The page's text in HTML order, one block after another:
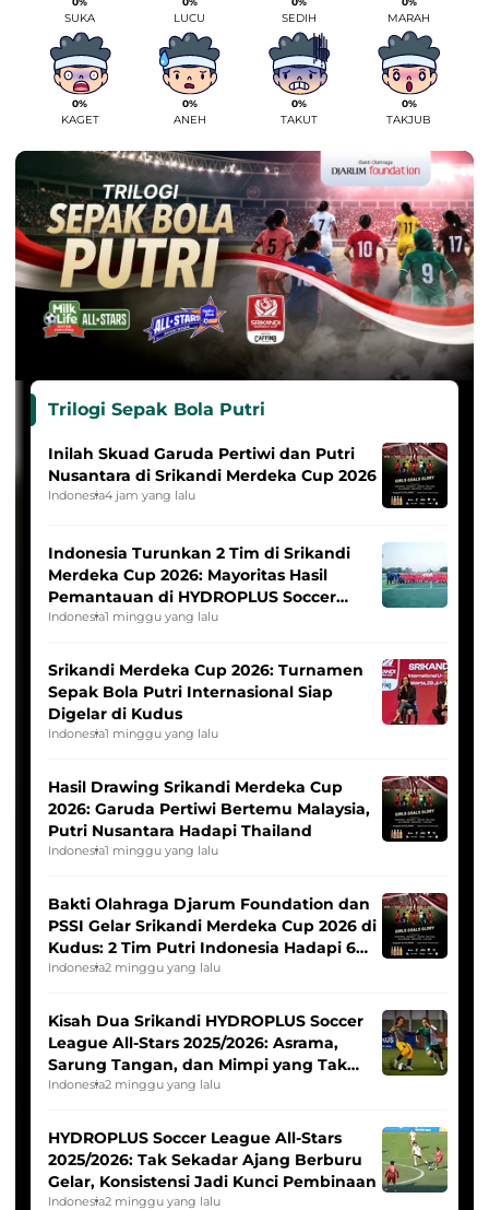
SUKA LUCU SEDIH MARAH
0%
KAGET
0%
ANEH
0%
TAKUT
0%
TAKJUB
Trilogi Sepak Bola Putri
Inilah Skuad Garuda Pertiwi dan Putri
Nusantara di Srikandi Merdeka Cup 2026
Indonesia4 jam yang lalu
Indonesia Turunkan 2 Tim di Srikandi
Merdeka Cup 2026: Mayoritas Hasil
Pemantauan di HYDROPLUS Soccer
League
Indonesia1 minggu yang lalu
Srikandi Merdeka Cup 2026: Turnamen
Sepak Bola Putri Internasional Siap
Digelar di Kudus
Indonesia1 minggu yang lalu
Hasil Drawing Srikandi Merdeka Cup
2026: Garuda Pertiwi Bertemu Malaysia,
Putri Nusantara Hadapi Thailand
Indonesia1 minggu yang lalu
Bakti Olahraga Djarum Foundation dan
PSSI Gelar Srikandi Merdeka Cup 2026 di
Kudus: 2 Tim Putri Indonesia Hadapi 6
Tim Asia
Indonesia2 minggu yang lalu
Kisah Dua Srikandi HYDROPLUS Soccer
League All-Stars 2025/2026: Asrama,
Sarung Tangan, dan Mimpi yang Tak
Pernah Padam
Indonesia2 minggu yang lalu
HYDROPLUS Soccer League All-Stars
2025/2026: Tak Sekadar Ajang Berburu
Gelar, Konsistensi Jadi Kunci Pembinaan
Indonesia2 minggu yang lalu